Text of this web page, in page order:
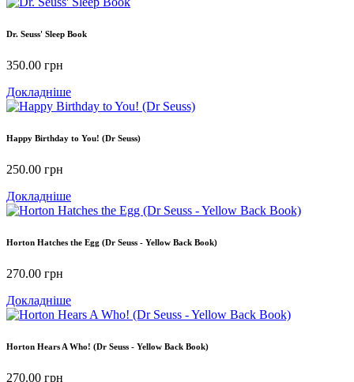
Dr. Seuss' Sleep Book
350.00 грн
Докладніше
Happy Birthday to You! (Dr Seuss)
250.00 грн
Докладніше
Horton Hatches the Egg (Dr Seuss - Yellow Back Book)
270.00 грн
Докладніше
Horton Hears A Who! (Dr Seuss - Yellow Back Book)
270.00 грн